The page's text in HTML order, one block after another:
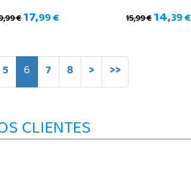
€17,99 € 15,99 €14,39 €
5 6 7 8 > >>
CLIENTES